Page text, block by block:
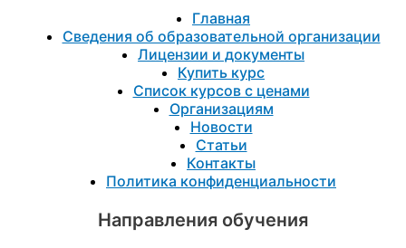
Главная
Сведения об образовательной организации
Лицензии и документы
Купить курс
Список курсов с ценами
Организациям
Новости
Статьи
Контакты
Политика конфиденциальности
Направления обучения